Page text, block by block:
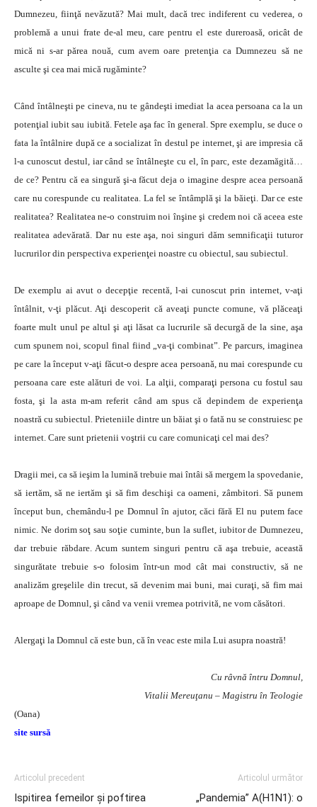
Dumnezeu, fiinţă nevăzută? Mai mult, dacă trec indiferent cu vederea, o
problemă a unui frate de-al meu, care pentru el este dureroasă, oricât de
mică ni s-ar părea nouă, cum avem oare pretenţia ca Dumnezeu să ne
asculte şi cea mai mică rugăminte?
Când întâlneşti pe cineva, nu te gândeşti imediat la acea persoana ca la un
potenţial iubit sau iubită. Fetele aşa fac în general. Spre exemplu, se duce o
fata la întâlnire după ce a socializat în destul pe internet, şi are impresia că
l-a cunoscut destul, iar când se întâlneşte cu el, în parc, este dezamăgită…
de ce? Pentru că ea singură şi-a făcut deja o imagine despre acea persoană
care nu corespunde cu realitatea. La fel se întâmplă şi la băieţi. Dar ce este
realitatea? Realitatea ne-o construim noi înşine şi credem noi că aceea este
realitatea adevărată. Dar nu este aşa, noi singuri dăm semnificaţii tuturor
lucrurilor din perspectiva experienţei noastre cu obiectul, sau subiectul.
De exemplu ai avut o decepţie recentă, l-ai cunoscut prin internet, v-aţi
întâlnit, v-ţi plăcut. Aţi descoperit că aveaţi puncte comune, vă plăceaţi
foarte mult unul pe altul şi aţi lăsat ca lucrurile să decurgă de la sine, aşa
cum spunem noi, scopul final fiind „va-ţi combinat”. Pe parcurs, imaginea
pe care la început v-aţi făcut-o despre acea persoană, nu mai corespunde cu
persoana care este alături de voi. La alţii, comparaţi persona cu fostul sau
fosta, şi la asta m-am referit când am spus că depindem de experienţa
noastră cu subiectul. Prieteniile dintre un băiat şi o fată nu se construiesc pe
internet. Care sunt prietenii voştrii cu care comunicaţi cel mai des?
Dragii mei, ca să ieşim la lumină trebuie mai întâi să mergem la spovedanie,
să iertăm, să ne iertăm şi să fim deschişi ca oameni, zâmbitori. Să punem
început bun, chemându-l pe Domnul în ajutor, căci fără El nu putem face
nimic. Ne dorim soţ sau soţie cuminte, bun la suflet, iubitor de Dumnezeu,
dar trebuie răbdare. Acum suntem singuri pentru că aşa trebuie, această
singurătate trebuie s-o folosim într-un mod cât mai constructiv, să ne
analizăm greşelile din trecut, să devenim mai buni, mai curaţi, să fim mai
aproape de Domnul, şi când va venii vremea potrivită, ne vom căsători.
Alergaţi la Domnul că este bun, că în veac este mila Lui asupra noastră!
Cu râvnă întru Domnul,
Vitalii Mereuţanu – Magistru în Teologie
(Oana)
site sursă
Articolul precedent
Ispitirea femeilor şi poftirea
Articolul următor
„Pandemia” A(H1N1): o